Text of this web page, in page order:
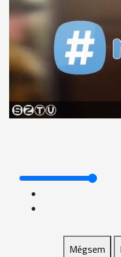
Mégsem